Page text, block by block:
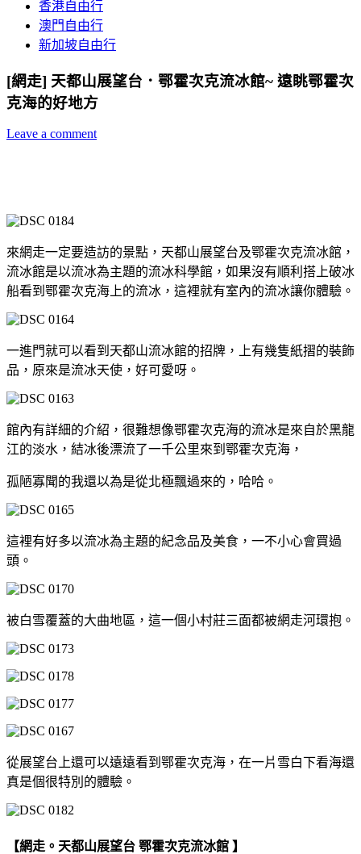
香港自由行
澳門自由行
新加坡自由行
[網走] 天都山展望台．鄂霍次克流冰館~ 遠眺鄂霍次
克海的好地方
Leave a comment
來網走一定要造訪的景點，天都山展望台及鄂霍次克流冰館，
流冰館是以流冰為主題的流冰科學館，如果沒有順利搭上破冰
船看到鄂霍次克海上的流冰，這裡就有室內的流冰讓你體驗。
一進門就可以看到天都山流冰館的招牌，上有幾隻紙摺的裝飾
品，原來是流冰天使，好可愛呀。
館內有詳細的介紹，很難想像鄂霍次克海的流冰是來自於黑龍
江的淡水，結冰後漂流了一千公里來到鄂霍次克海，
孤陋寡聞的我還以為是從北極飄過來的，哈哈。
這裡有好多以流冰為主題的紀念品及美食，一不小心會買過
頭。
被白雪覆蓋的大曲地區，這一個小村莊三面都被網走河環抱。
從展望台上還可以遠遠看到鄂霍次克海，在一片雪白下看海還
真是個很特別的體驗。
【網走。天都山展望台 鄂霍次克流冰館 】